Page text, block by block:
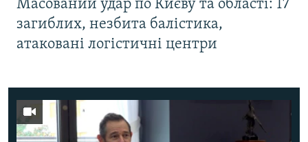
Масований удар по Києву та області: 17
загиблих, незбита балістика,
атаковані логістичні центри